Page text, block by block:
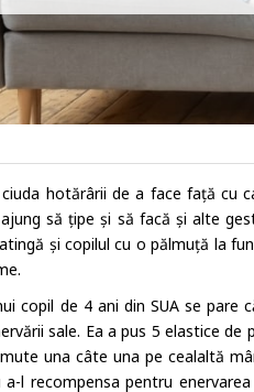
hotărârii de a face față cu
să țipe și să facă și alte
și copilul cu o pălmuță la
copil de 4 ani din SUA se
sale. Ea a pus 5 elastice
una câte una pe cealaltă
a-l recompensa pentru